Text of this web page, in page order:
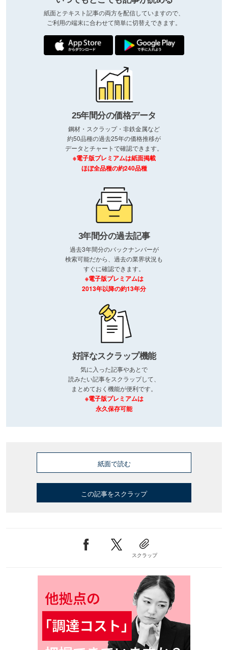
紙面とテキスト記事の両方を配信していますので、
ご利用の端末に合わせて簡単に切替えできます。
25年間分の価格データ
鋼材・スクラップ・非鉄金属など
約50品種の過去25年の価格推移が
データとチャートで確認できます。
※電子版プレミアムは紙面掲載
ほぼ全品種の約240品種
3年間分の過去記事
過去3年間分のバックナンバーが
検索可能だから、過去の業界状況も
すぐに確認できます。
※電子版プレミアムは
2013年以降の約13年分
好評なスクラップ機能
気に入った記事やあとで
読みたい記事をスクラップして、
まとめておく機能が便利です。
※電子版プレミアムは
永久保存可能
紙面で読む
この記事をスクラップ
スクラップ